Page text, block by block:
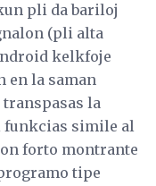
pli da bariloj
(pli alta
kelkfoje
en la saman
la
funkcias simile al
forto montrante
tipe